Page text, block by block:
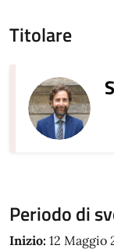
Titolare
Periodo di
Inizio: 12 Maggio